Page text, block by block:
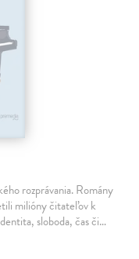
rozprávania. Romány
milióny čitateľov k
sloboda, čas či…